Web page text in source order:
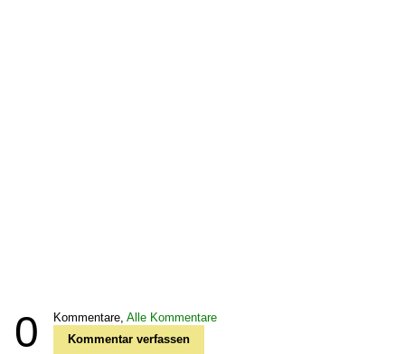
0 Kommentare, Alle Kommentare
Kommentar verfassen